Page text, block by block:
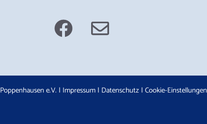
e.V. | Impressum| Datenschutz | Cookie-Einstellungen